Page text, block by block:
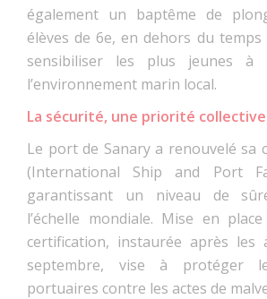
également un baptême de
élèves de 6e, en dehors du temps
sensibiliser les plus jeunes à
l’environnement marin local.
La sécurité, une priorité collective
Le port de Sanary a renouvelé sa
(International Ship and Port
garantissant un niveau de
l’échelle mondiale. Mise en
certification, instaurée après les
septembre, vise à protéger
portuaires contre les actes de